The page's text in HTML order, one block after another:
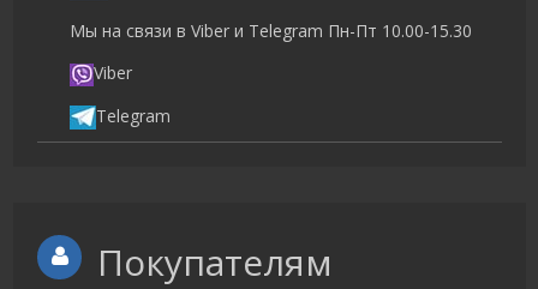
Мы на связи в Viber и Telegram Пн-Пт 10.00-15.30
Viber
Telegram
Покупателям